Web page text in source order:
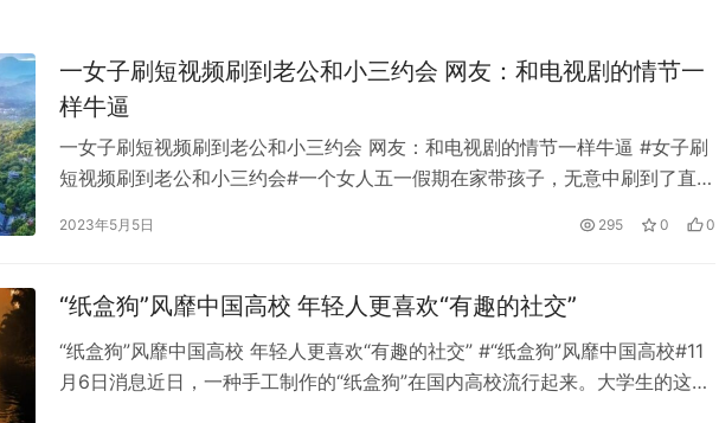
一女子刷短视频刷到老公和小三约会 网友：和电视剧的情节一
样牛逼
一女子刷短视频刷到老公和小三约会 网友：和电视剧的情节一样牛逼 #女子刷
短视频刷到老公和小三约会#一个女人五一假期在家带孩子，无意中刷到了直播
纷表示，这就是最好的证据。这件事真的很离谱，有些简直和电视剧的情节一
2023年5月5日 295 0 0
“纸盒狗”风靡中国高校 年轻人更喜欢“有趣的社交”
“纸盒狗”风靡中国高校 年轻人更喜欢“有趣的社交” #“纸盒狗”风靡中国高校#11
月6日消息近日，一种手工制作的“纸盒狗”在国内高校流行起来。大学生的这种